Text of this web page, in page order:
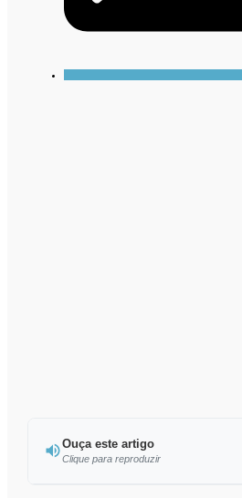
Ouça este artigo
Clique para reproduzir